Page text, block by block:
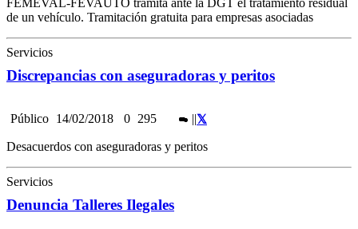
de un vehículo. Tramitación gratuita para empresas asociadas
Servicios
Discrepancias con aseguradoras y peritos
Público 14/02/2018 0 295 ||
Desacuerdos con aseguradoras y peritos
Servicios
Denuncia Talleres Ilegales